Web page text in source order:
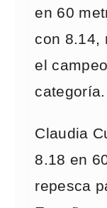
en 60
con 8.14,
el
categoría.
Claudia
8.18 en
repesca